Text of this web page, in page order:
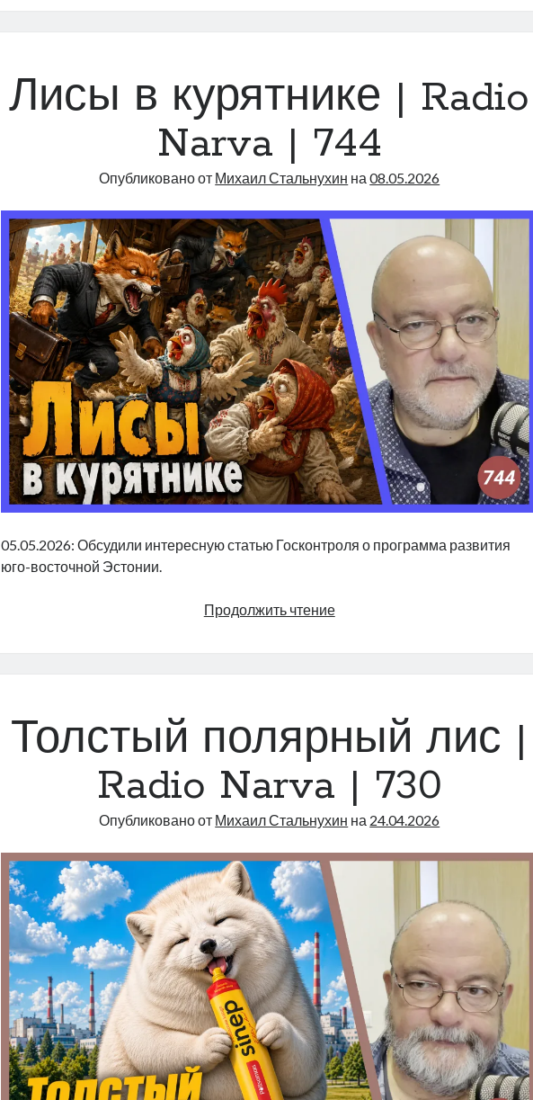
Narva
747
Лисы в курятнике | Radio
Narva | 744
Опубликовано от Михаил Стальнухин на08.05.2026
05.05.2026: Обсудили интересную статью Госконтроля о программа развития
юго-восточной Эстонии.
Продолжить чтениеЛисы
|
Толстый полярный лис |
Radio Narva | 730
Опубликовано от Михаил Стальнухин на 24.04.2026